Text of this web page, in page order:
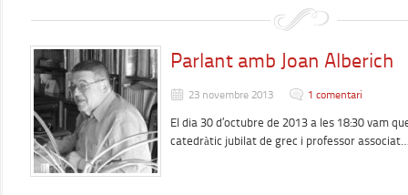
Parlant amb Joan Alberich
23 novembre 2013 1 comentari
El dia 30 d’octubre de 2013 a les 18:30 vam
catedràtic jubilat de grec i professor